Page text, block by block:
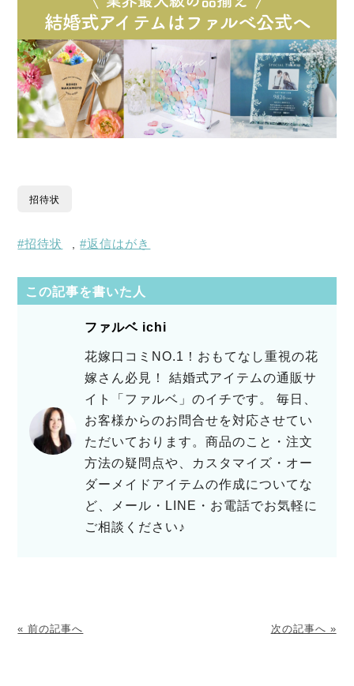
招待状
招待状 , 返信はがき
この記事を書いた人
ファルベ ichi
花嫁口コミNO.1！おもてなし重視の花
嫁さん必見！ 結婚式アイテムの通販サ
イト「ファルベ」のイチです。 毎日、
お客様からのお問合せを対応させてい
ただいております。商品のこと・注文
方法の疑問点や、カスタマイズ・オー
ダーメイドアイテムの作成についてな
ど、メール・LINE・お電話でお気軽に
ご相談ください♪
« 前の記事へ 次の記事へ »